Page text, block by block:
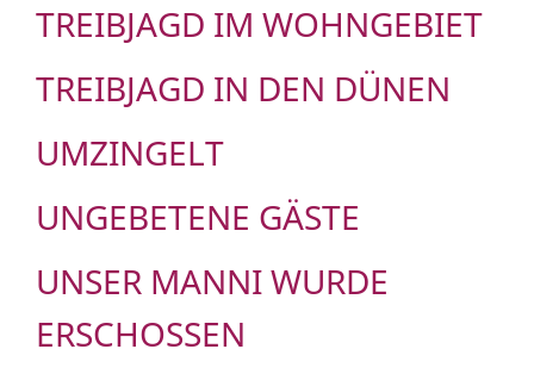
TREIBJAGD IM WOHNGEBIET
TREIBJAGD IN DEN DÜNEN
UMZINGELT
UNGEBETENE GÄSTE
UNSER MANNI WURDE
ERSCHOSSEN